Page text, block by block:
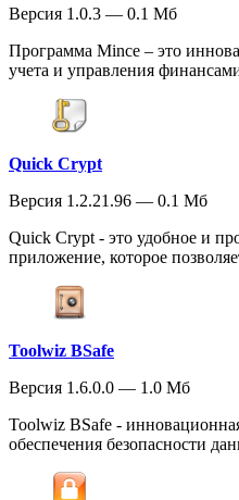
Версия 1.0.3 — 0.1 Мб
Программа Mince – это
учета и управления
Quick Crypt
Версия 1.2.21.96 — 0.1 Мб
Quick Crypt - это удобное и
приложение, которое
Toolwiz BSafe
Версия 1.6.0.0 — 1.0 Мб
Toolwiz BSafe -
обеспечения безопасности